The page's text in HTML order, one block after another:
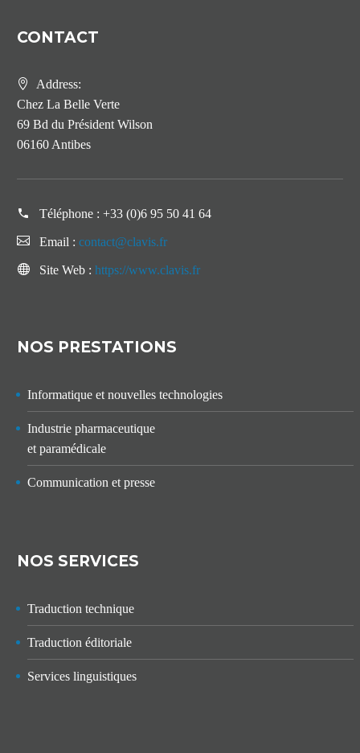
CONTACT
Address:
Chez La Belle Verte
69 Bd du Président Wilson
06160 Antibes
Téléphone : +33 (0)6 95 50 41 64
Email : contact@clavis.fr
Site Web : https://www.clavis.fr
NOS PRESTATIONS
Informatique et nouvelles technologies
Industrie pharmaceutique
et paramédicale
Communication et presse
NOS SERVICES
Traduction technique
Traduction éditoriale
Services linguistiques